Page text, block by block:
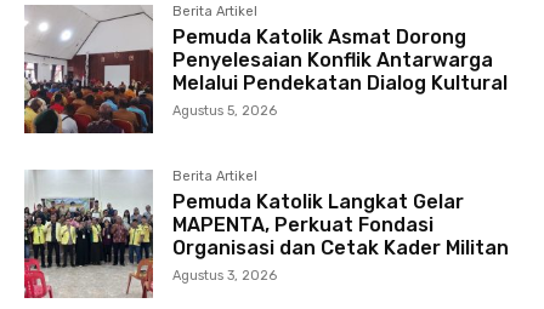
Berita Artikel
Pemuda Katolik Asmat Dorong
Penyelesaian Konflik Antarwarga
Melalui Pendekatan Dialog Kultural
Agustus 5, 2026
Berita Artikel
Pemuda Katolik Langkat Gelar
MAPENTA, Perkuat Fondasi
Organisasi dan Cetak Kader Militan
Agustus 3, 2026